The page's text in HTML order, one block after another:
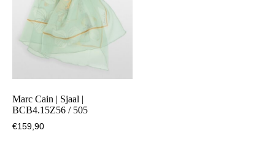
Marc Cain | Sjaal |
BCB4.15Z56 / 505
€159,90